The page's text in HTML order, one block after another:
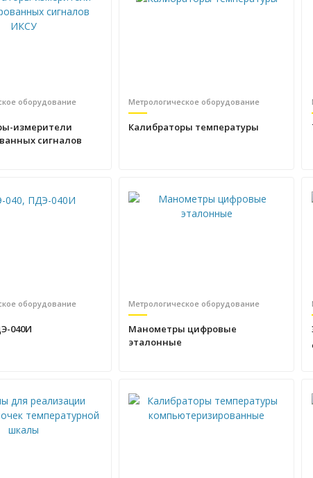
оборудование
измерители
сигналов
Метрологическое оборудование
Калибраторы температуры
оборудование
040И
Метрологическое оборудование
Манометры цифровые
эталонные